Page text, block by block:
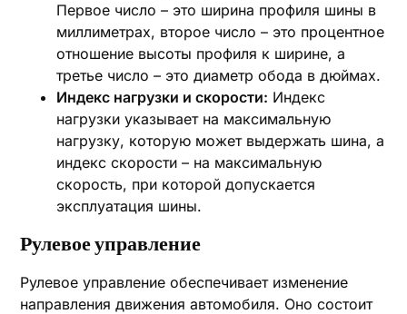
Первое число – это ширина профиля шины в
миллиметрах, второе число – это процентное
отношение высоты профиля к ширине, а
третье число – это диаметр обода в дюймах.
Индекс нагрузки и скорости: Индекс
нагрузки указывает на максимальную
нагрузку, которую может выдержать шина, а
индекс скорости – на максимальную
скорость, при которой допускается
эксплуатация шины.
Рулевое управление
Рулевое управление обеспечивает изменение
направления движения автомобиля. Оно состоит